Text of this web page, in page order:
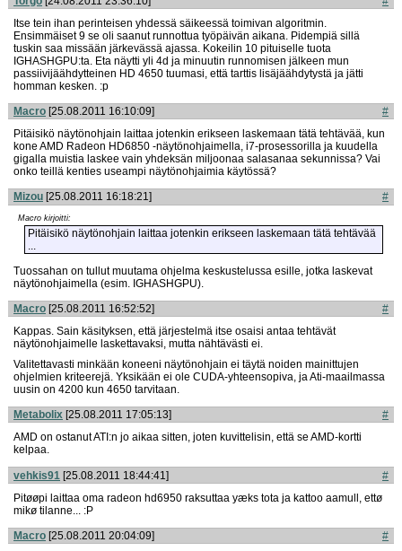
Itse tein ihan perinteisen yhdessä säikeessä toimivan algoritmin.
Ensimmäiset 9 se oli saanut runnottua työpäivän aikana. Pidempiä sillä
tuskin saa missään järkevässä ajassa. Kokeilin 10 pituiselle tuota
IGHASHGPU:ta. Eta näytti yli 4d ja minuutin runnomisen jälkeen mun
passiivijäähdytteinen HD 4650 tuumasi, että tarttis lisäjäähdytystä ja jätti
homman kesken. :p
Macro [25.08.2011 16:10:09]
#
Pitäisikö näytönohjain laittaa jotenkin erikseen laskemaan tätä tehtävää, kun
kone AMD Radeon HD6850 -näytönohjaimella, i7-prosessorilla ja kuudella
gigalla muistia laskee vain yhdeksän miljoonaa salasanaa sekunnissa? Vai
onko teillä kenties useampi näytönohjaimia käytössä?
Mizou [25.08.2011 16:18:21] #
Macro kirjoitti:
Pitäisikö näytönohjain laittaa jotenkin erikseen laskemaan tätä tehtävää
Tuossahan on tullut muutama ohjelma keskustelussa esille, jotka laskevat
näytönohjaimella (esim. IGHASHGPU).
Macro [25.08.2011 16:52:52]
#
Kappas. Sain käsityksen, että järjestelmä itse osaisi antaa tehtävät
näytönohjaimelle laskettavaksi, mutta nähtävästi ei.
Valitettavasti minkään koneeni näytönohjain ei täytä noiden mainittujen
ohjelmien kriteerejä. Yksikään ei ole CUDA-yhteensopiva, ja Ati-maailmassa
uusin on 4200 kun 4650 tarvitaan.
Metabolix [25.08.2011 17:05:13]
#
AMD on ostanut ATI:n jo aikaa sitten, joten kuvittelisin, että se AMD-kortti
kelpaa.
vehkis91 [25.08.2011 18:44:41]
#
Pitøøpi laittaa oma radeon hd6950 raksuttaa yæks tota ja kattoo aamull, ettø
mikø tilanne... :P
Macro [25.08.2011 20:04:09]
#